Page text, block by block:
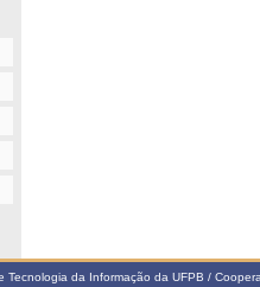
Tecnologia da Informação da UFPB /